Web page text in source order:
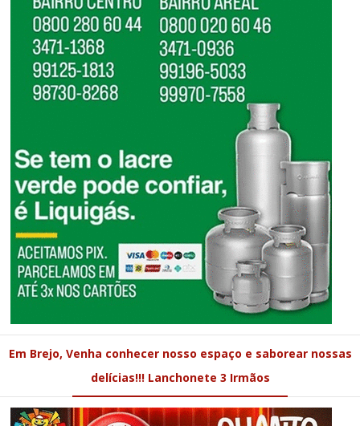
Em Brejo, Venha conhecer nosso espaço e saborear nossas
delícias!!! Lanchonete 3 Irmãos